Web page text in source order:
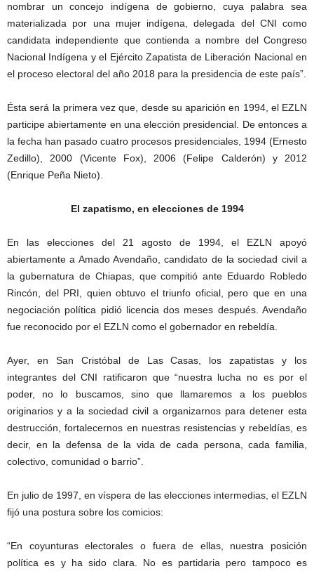
nombrar un concejo indígena de gobierno, cuya palabra sea
materializada por una mujer indígena, delegada del CNI como
candidata independiente que contienda a nombre del Congreso
Nacional Indígena y el Ejército Zapatista de Liberación Nacional en
el proceso electoral del año 2018 para la presidencia de este país”.
Ésta será la primera vez que, desde su aparición en 1994, el EZLN
participe abiertamente en una elección presidencial. De entonces a
la fecha han pasado cuatro procesos presidenciales, 1994 (Ernesto
Zedillo), 2000 (Vicente Fox), 2006 (Felipe Calderón) y 2012
(Enrique Peña Nieto).
El zapatismo, en elecciones de 1994
En las elecciones del 21 agosto de 1994, el EZLN apoyó
abiertamente a Amado Avendaño, candidato de la sociedad civil a
la gubernatura de Chiapas, que compitió ante Eduardo Robledo
Rincón, del PRI, quien obtuvo el triunfo oficial, pero que en una
negociación política pidió licencia dos meses después. Avendaño
fue reconocido por el EZLN como el gobernador en rebeldía.
Ayer, en San Cristóbal de Las Casas, los zapatistas y los
integrantes del CNI ratificaron que “nuestra lucha no es por el
poder, no lo buscamos, sino que llamaremos a los pueblos
originarios y a la sociedad civil a organizarnos para detener esta
destrucción, fortalecernos en nuestras resistencias y rebeldías, es
decir, en la defensa de la vida de cada persona, cada familia,
colectivo, comunidad o barrio”.
En julio de 1997, en víspera de las elecciones intermedias, el EZLN
fijó una postura sobre los comicios:
“En coyunturas electorales o fuera de ellas, nuestra posición
política es y ha sido clara. No es partidaria pero tampoco es